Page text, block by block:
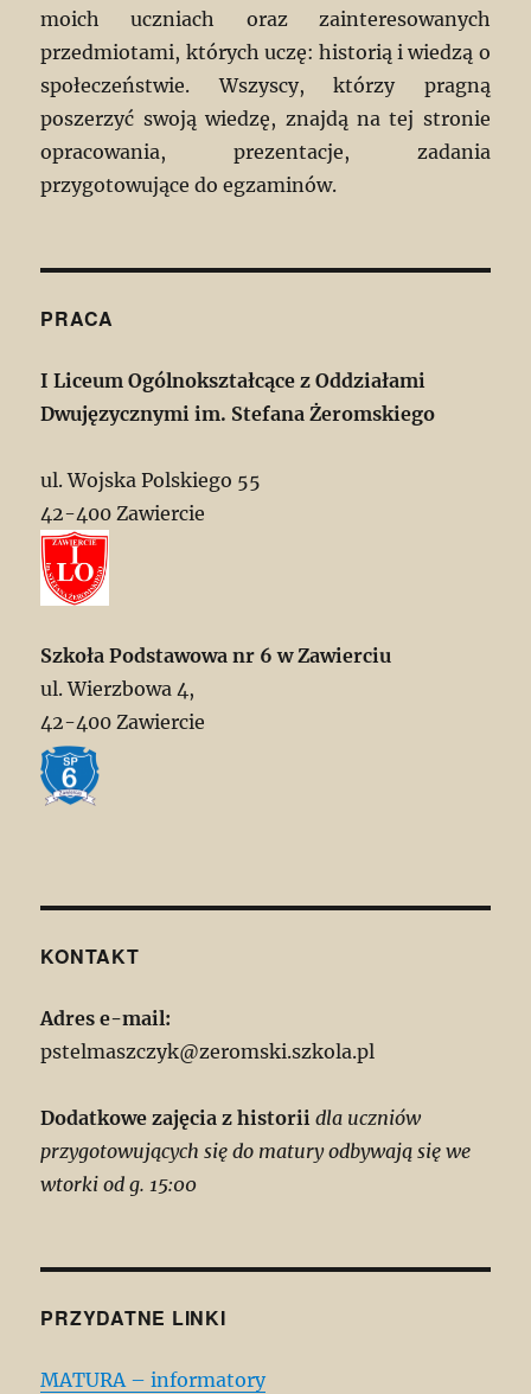
moich uczniach oraz zainteresowanych
przedmiotami, których uczę: historią i wiedzą o
społeczeństwie. Wszyscy, którzy pragną
poszerzyć swoją wiedzę, znajdą na tej stronie
opracowania, prezentacje, zadania
przygotowujące do egzaminów.
PRACA
I Liceum Ogólnokształcące z Oddziałami
Dwujęzycznymi im. Stefana Żeromskiego
ul. Wojska Polskiego 55
42-400 Zawiercie
Szkoła Podstawowa nr 6 w Zawierciu
ul. Wierzbowa 4,
42-400 Zawiercie
KONTAKT
Adres e-mail:
pstelmaszczyk@zeromski.szkola.pl
Dodatkowe zajęcia z historii dla uczniów
przygotowujących się do matury odbywają się we
wtorki od g. 15:00
PRZYDATNE LINKI
MATURA – informatory